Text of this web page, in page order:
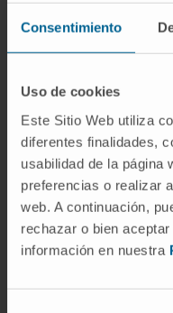
Consentimiento
Uso de cookies
Este Sitio Web utiliza
diferentes finalidades,
usabilidad de la página
preferencias o realizar
web. A continuación,
rechazar o bien
información en nuestra
adiposo. Pueden
comienza a
pero son
Preguntas
¿De dónde
adipogénesis?
Del latínadeps